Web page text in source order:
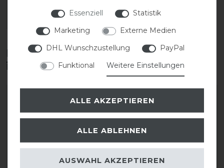
ARTIKEL MERKEN
Diese Produkte könnten dich auch
interessieren
-50%
Essenziell
Statistik
Marketing
Externe Medien
DHL Wunschzustellung
PayPal
Funktional
Weitere Einstellungen
ALLE AKZEPTIEREN
ALLE ABLEHNEN
AUSWAHL AKZEPTIEREN